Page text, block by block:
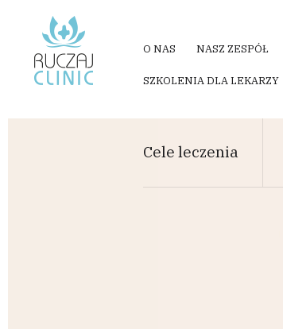
Przejdź do treści
O NAS NASZ ZESPÓŁ
SZKOLENIA DLA LEKARZY
Cele leczenia